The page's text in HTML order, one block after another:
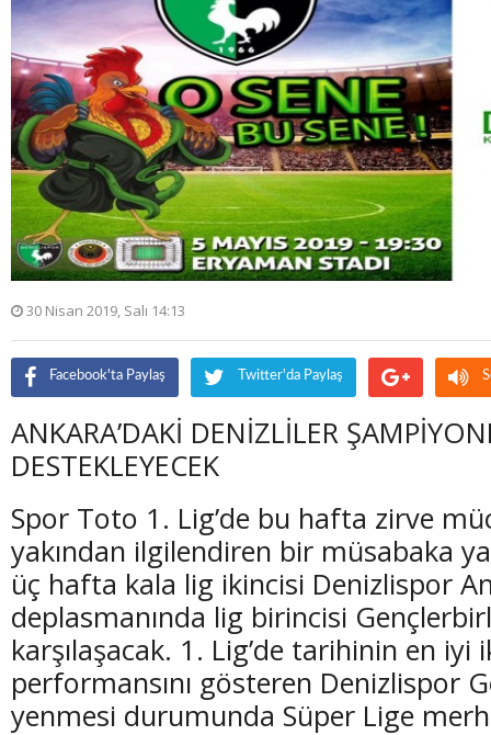
30 Nisan 2019, Salı 14:13
Facebook'ta Paylaş Twitter'da Paylaş
ANKARA’DAKİ DENİZLİLER
DESTEKLEYECEK
Spor Toto 1. Lig’de bu hafta zirve
yakından ilgilendiren bir müsabaka
üç hafta kala lig ikincisi Denizlispor
deplasmanında lig birincisi
karşılaşacak. 1. Lig’de tarihinin en iyi
performansını gösteren Denizlispor
yenmesi durumunda Süper Lige